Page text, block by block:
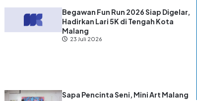
Begawan Fun Run 2026 Siap Digelar,
Hadirkan Lari 5K di Tengah Kota
Malang
23 Juli 2026
Sapa Pencinta Seni, Mini Art Malang